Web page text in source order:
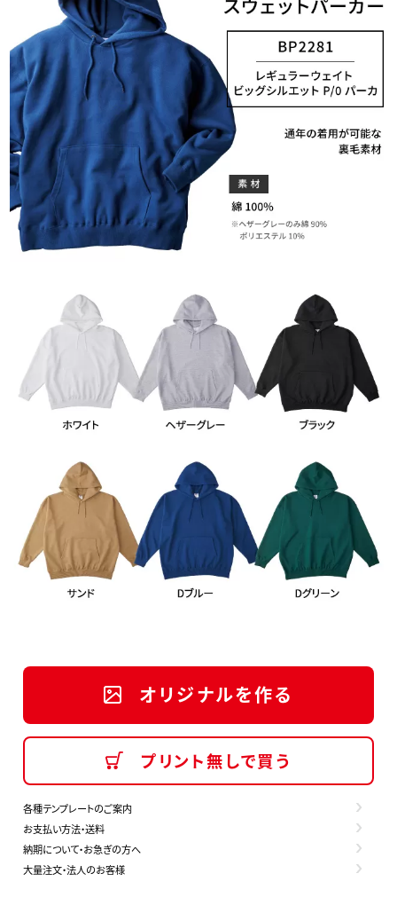
オリジナルを作る
プリント無しで買う
各種テンプレートのご案内
お支払い方法・送料
納期について・お急ぎの方へ
大量注文・法人のお客様